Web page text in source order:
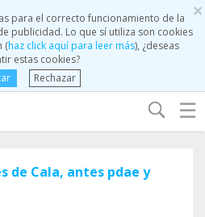
×
para el correcto funcionamiento de la
publicidad. Lo que sí utiliza son cookies
(haz click aquí para leer más), ¿deseas
estas cookies?
Rechazar
☰
de Cala, antes pdae y